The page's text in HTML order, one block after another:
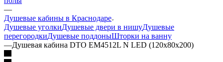
—
Душевые кабины в Краснодаре
Душевые уголкиДушевые двери в нишуДушевые
перегородкиДушевые поддоныШторки на ванну
—Душевая кабина DTO ЕМ4512L N LED (120х80х200)